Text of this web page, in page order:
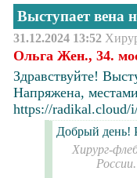
Выступает вена
31.12.2024 13:52
Ольга Жен., 34.
Здравствуйте!
Напряжена,
https://radikal.cloud/
Добрый день!
Хирург-